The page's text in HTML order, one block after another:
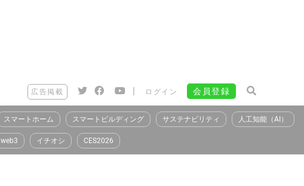
広告掲載 | ログイン 会員登録
スマートホーム スマートビルディング サステナビリティ 人工知能（AI）
web3 イチオシ CES2026